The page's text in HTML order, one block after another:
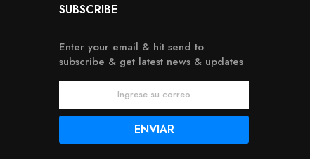
SUBSCRIBE
Enter your email & hit send to
subscribe & get latest news & updates